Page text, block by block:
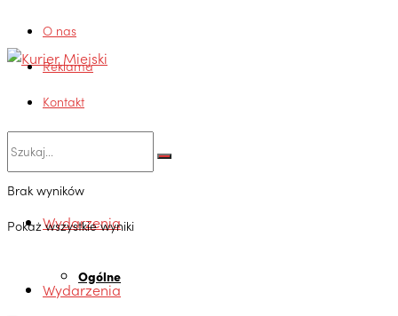
O nas
Reklama
Kontakt
Brak wyników
Pokaż wszystkie wyniki
Wydarzenia
Ogólne
Wydarzenia